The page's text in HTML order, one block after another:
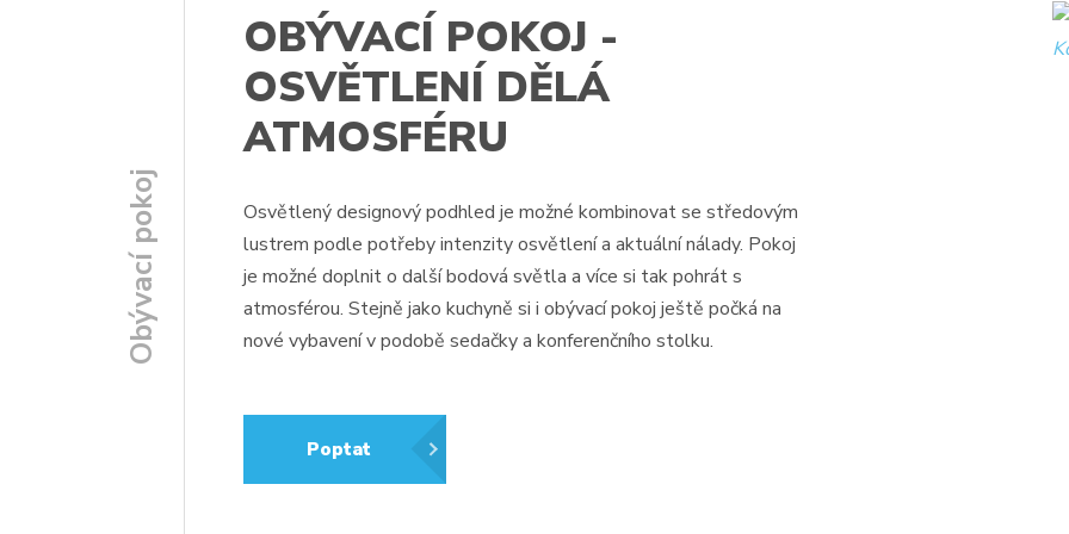
Obývací pokoj
OBÝVACÍ POKOJ -
OSVĚTLENÍ DĚLÁ
ATMOSFÉRU
Osvětlený designový podhled je možné kombinovat se středovým
lustrem podle potřeby intenzity osvětlení a aktuální nálady. Pokoj
je možné doplnit o další bodová světla a více si tak pohrát s
atmosférou. Stejně jako kuchyně si i obývací pokoj ještě počká na
nové vybavení v podobě sedačky a konferenčního stolku.
Poptat
Spuštění/